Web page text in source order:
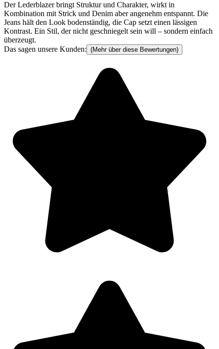
Der Lederblazer bringt Struktur und Charakter, wirkt in
Kombination mit Strick und Denim aber angenehm entspannt. Die
Jeans hält den Look bodenständig, die Cap setzt einen lässigen
Kontrast. Ein Stil, der nicht geschniegelt sein will – sondern einfach
überzeugt.
Das sagen unsere Kunden: (Mehr über diese Bewertungen)